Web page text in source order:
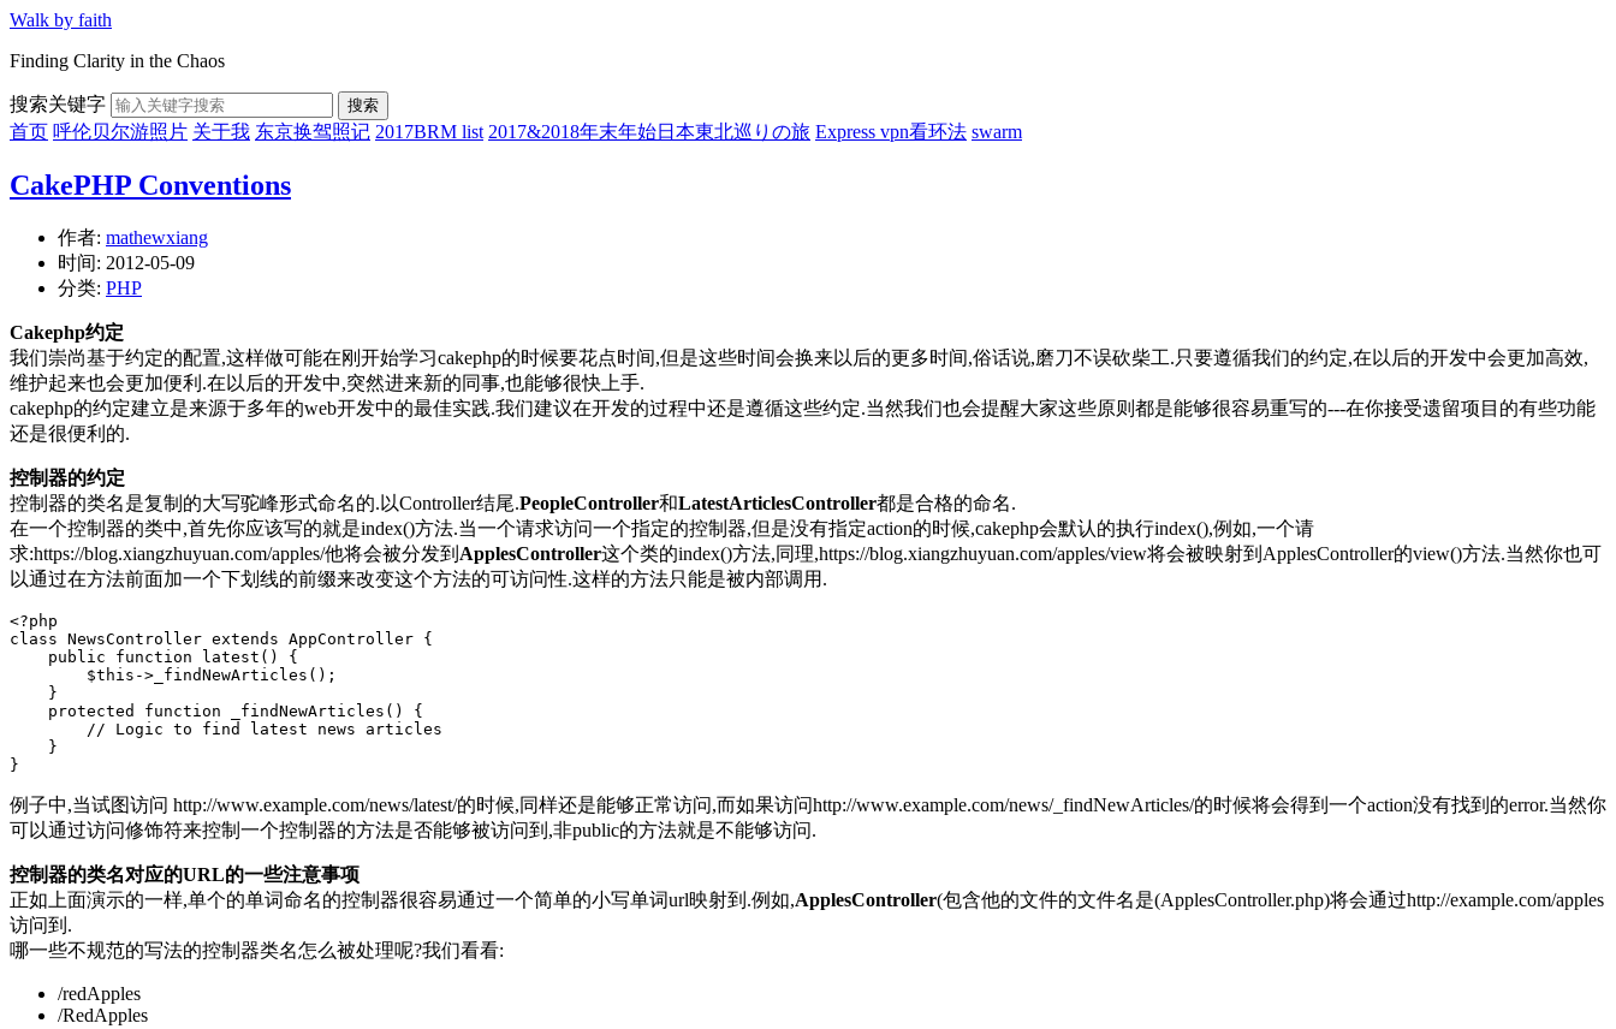
Walk by faith
Finding Clarity in the Chaos
搜索关键字 搜索
首页 呼伦贝尔游照片 关于我 东京换驾照记 2017BRM list 2017&2018年末年始日本東北巡りの旅 Express vpn看环法 swarm
CakePHP Conventions
作者: mathewxiang
时间: 2012-05-09
分类: PHP
Cakephp约定
我们崇尚基于约定的配置,这样做可能在刚开始学习cakephp的时候要花点时间,但是这些时间会换来以后的更多时间,俗话说,磨刀不误砍柴工.只要遵循我们的约定,在以后的开发中会更加高效,
维护起来也会更加便利.在以后的开发中,突然进来新的同事,也能够很快上手.
cakephp的约定建立是来源于多年的web开发中的最佳实践.我们建议在开发的过程中还是遵循这些约定.当然我们也会提醒大家这些原则都是能够很容易重写的---在你接受遗留项目的有些功能
还是很便利的.
控制器的约定
控制器的类名是复制的大写驼峰形式命名的.以Controller结尾.PeopleController和LatestArticlesController都是合格的命名.
在一个控制器的类中,首先你应该写的就是index()方法.当一个请求访问一个指定的控制器,但是没有指定action的时候,cakephp会默认的执行index(),例如,一个请
求:https://blog.xiangzhuyuan.com/apples/他将会被分发到 ApplesController这个类的index()方法,同理,https://blog.xiangzhuyuan.com/apples/view将会被映射到ApplesController的view()方法.当然你也可
以通过在方法前面加一个下划线的前缀来改变这个方法的可访问性.这样的方法只能是被内部调用.
<?php
class NewsController extends AppController {
public
function latest ()
{
$this -> _findNewArticles ();
}
protected
function _findNewArticles ()
{
// Logic to find latest news articles
}
}
例子中,当试图访问 http://www.example.com/news/latest/的时候,同样还是能够正常访问,而如果访问http://www.example.com/news/_findNewArticles/的时候将会得到一个action没有找到的error.当然你
可以通过访问修饰符来控制一个控制器的方法是否能够被访问到,非public的方法就是不能够访问.
控制器的类名对应的URL的一些注意事项
正如上面演示的一样,单个的单词命名的控制器很容易通过一个简单的小写单词url映射到.例如,ApplesController(包含他的文件的文件名是(ApplesController.php)将会通过http://example.com/apples
访问到.
哪一些不规范的写法的控制器类名怎么被处理呢?我们看看:
/redApples
/RedApples